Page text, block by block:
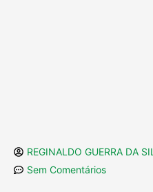
REGINALDO GUERRA DA
Sem Comentários